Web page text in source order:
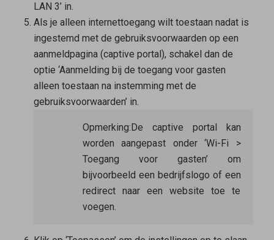
LAN 3’ in.
Als je alleen internettoegang wilt toestaan nadat is
ingestemd met de gebruiksvoorwaarden op een
aanmeldpagina (captive portal), schakel dan de
optie ‘Aanmelding bij de toegang voor gasten
alleen toestaan na instemming met de
gebruiksvoorwaarden’ in.
Opmerking:De captive portal kan
worden aangepast onder ‘Wi-Fi >
Toegang voor gasten’ om
bijvoorbeeld een bedrijfslogo of een
redirect naar een website toe te
voegen.